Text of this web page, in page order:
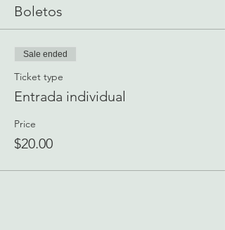
Boletos
Sale ended
Ticket type
Entrada individual
Price
$20.00